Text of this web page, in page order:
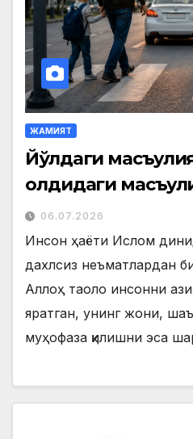
ЖАМИЯТ
Йўлдаги
олдидаги
06.07.2026
Инсон ҳаёти Ислом
дахлсиз неъматлардан
Аллоҳ таоло инсонни
яратган, унинг жони,
муҳофаза қилишни эса